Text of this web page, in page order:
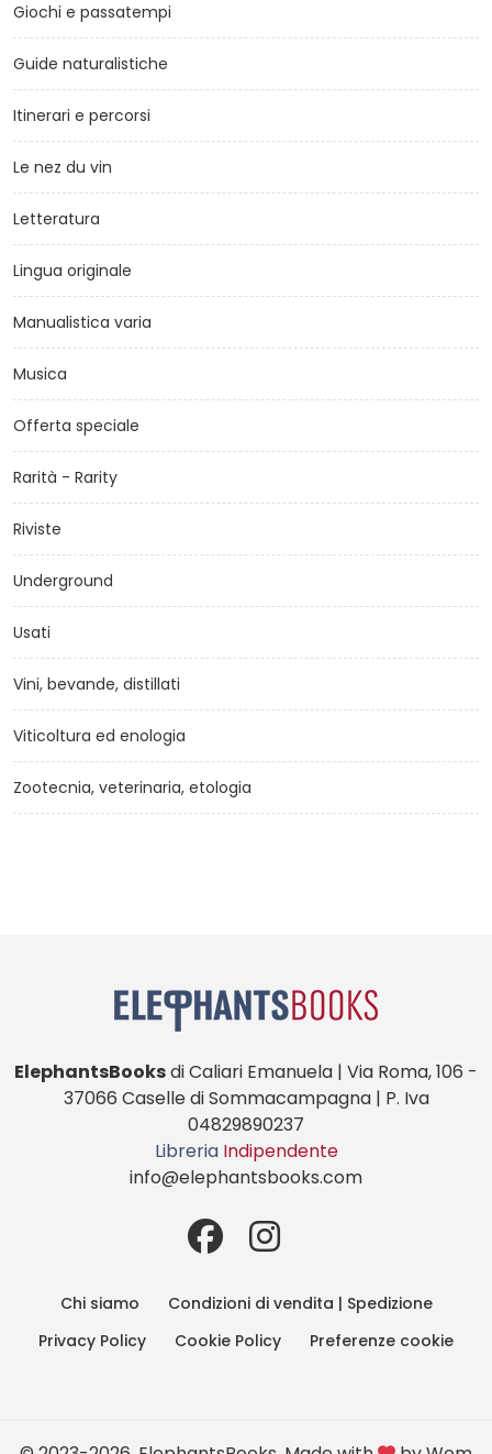
Giochi e passatempi
Guide naturalistiche
Itinerari e percorsi
Le nez du vin
Letteratura
Lingua originale
Manualistica varia
Musica
Offerta speciale
Rarità - Rarity
Riviste
Underground
Usati
Vini, bevande, distillati
Viticoltura ed enologia
Zootecnia, veterinaria, etologia
ElephantsBooksdi Caliari Emanuela | Via Roma, 106 -
37066 Caselle di Sommacampagna | P. Iva
04829890237
Libreria Indipendente
info@elephantsbooks.com
Chi siamo
Condizioni di vendita | Spedizione
Privacy Policy
Cookie Policy Preferenze cookie